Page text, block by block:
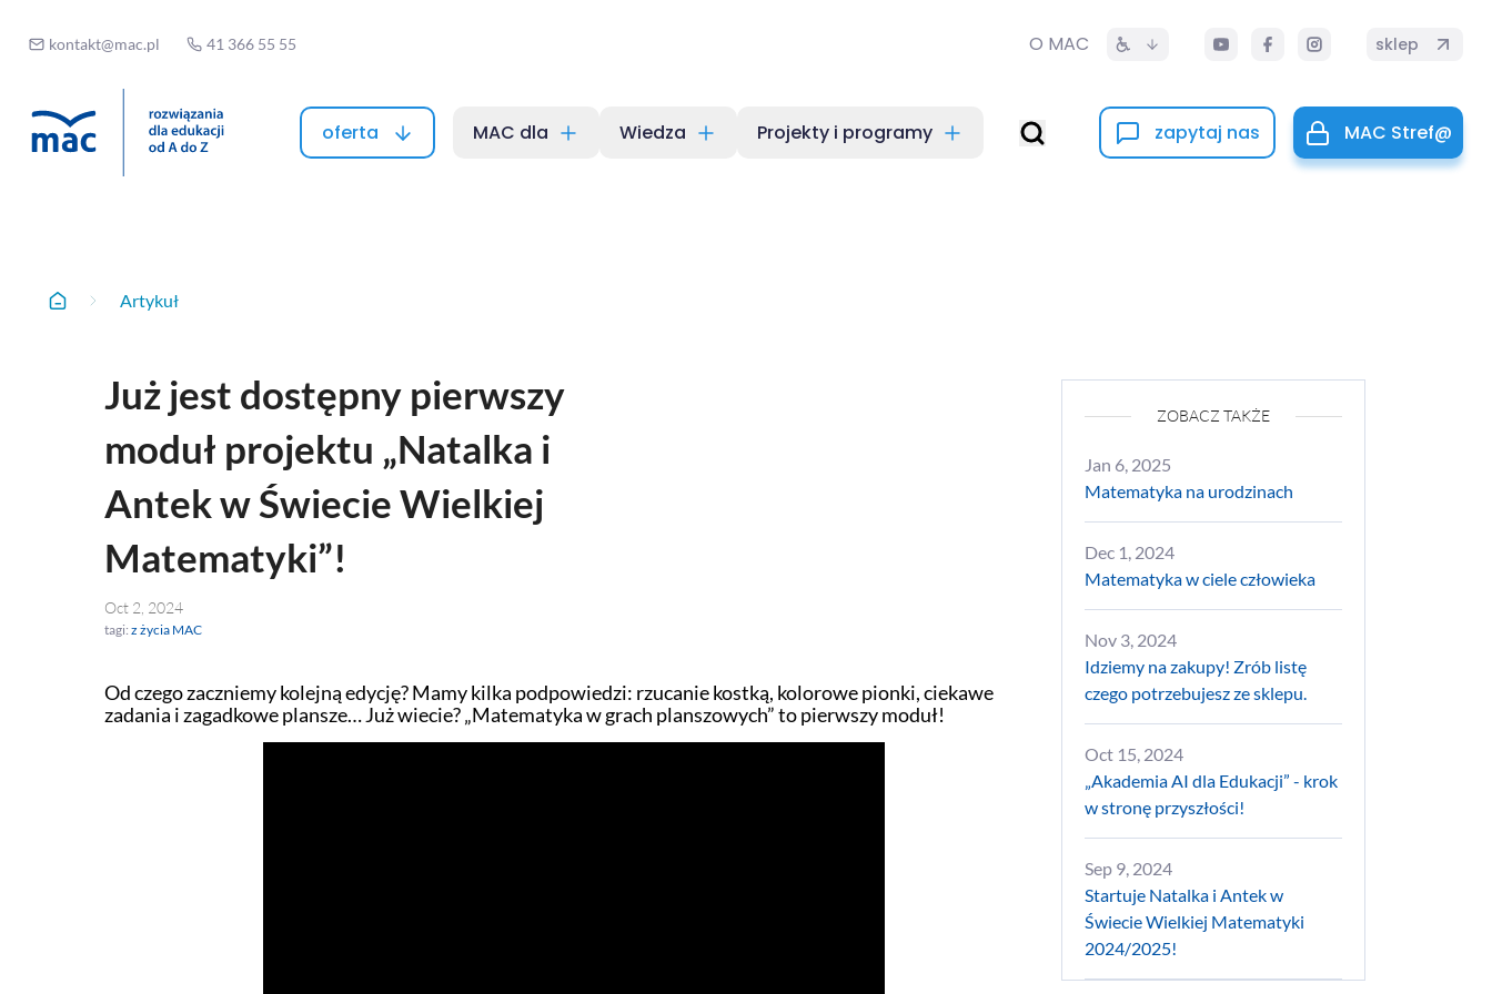
kontakt@mac.pl 41 366 55 55 O MAC sklep
oferta MAC dla Wiedza Projekty i programy zapytaj nas MAC Stref@
Artykuł
Już jest dostępny pierwszy
moduł projektu „Natalka i
Antek w Świecie Wielkiej
Matematyki”!
Oct 2, 2024
tagi: z życia MAC
Od czego zaczniemy kolejną edycję? Mamy kilka podpowiedzi: rzucanie kostką, kolorowe pionki, ciekawe
zadania i zagadkowe plansze… Już wiecie? „Matematyka w grach planszowych” to pierwszy moduł!
ZOBACZ TAKŻE
Jan 6, 2025
Matematyka na urodzinach
Dec 1, 2024
Matematyka w ciele człowieka
Nov 3, 2024
Idziemy na zakupy! Zrób listę
czego potrzebujesz ze sklepu.
Oct 15, 2024
„Akademia AI dla Edukacji” - krok
w stronę przyszłości!
Sep 9, 2024
Startuje Natalka i Antek w
Świecie Wielkiej Matematyki
2024/2025!